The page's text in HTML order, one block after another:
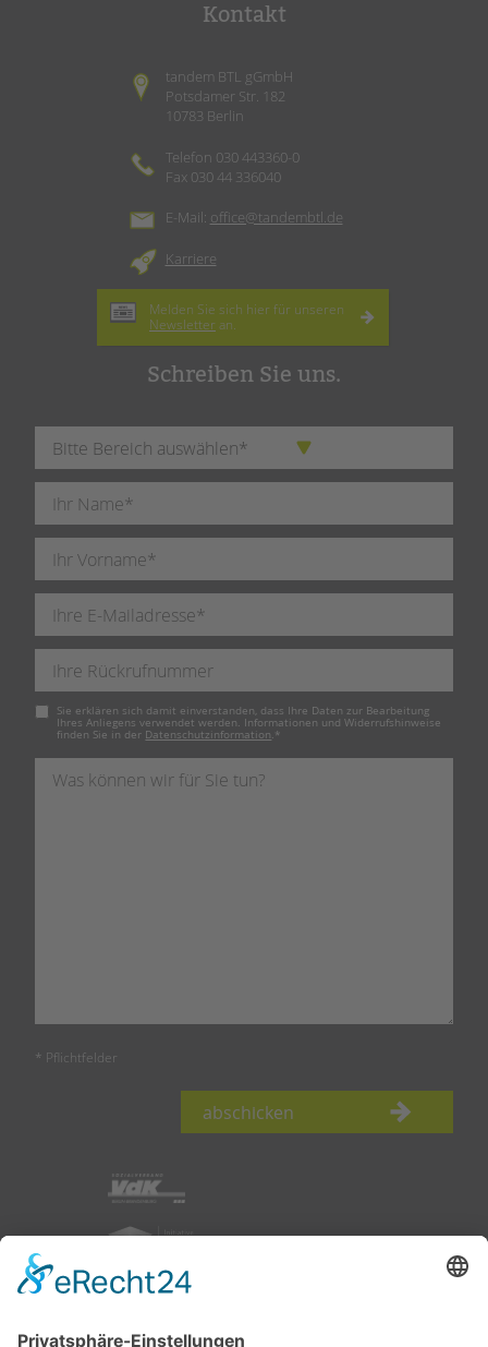
Kontakt
tandem BTL gGmbH
Potsdamer Str. 182
10783 Berlin
Telefon 030 443360-0
Fax 030 44 336040
E-Mail: office@tandembtl.de
Karriere
Melden Sie sich hier für unseren
Newsletter an.
Schreiben Sie uns.
Pflichtfeld
Sie erklären sich damit einverstanden, dass Ihre Daten zur Bearbeitung
Ihres Anliegens verwendet werden. Informationen und Widerrufshinweise
finden Sie in der Datenschutzinformation. *
* Pflichtfelder
abschicken